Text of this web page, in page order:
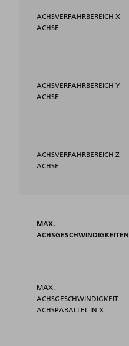
ACHSVERFAHRBEREICH X-
ACHSE
ACHSVERFAHRBEREICH Y-
ACHSE
ACHSVERFAHRBEREICH Z-
ACHSE
MAX.
ACHSGESCHWINDIGKEITEN
MAX.
ACHSGESCHWINDIGKEIT
ACHSPARALLEL IN X